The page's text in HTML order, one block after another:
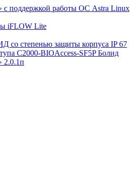
поддержкой работы ОС Astra Linux
iFLOW Lite
со степенью защиты корпуса IP 67
С2000-BIOAccess-SF5P Болид
2.0.1п